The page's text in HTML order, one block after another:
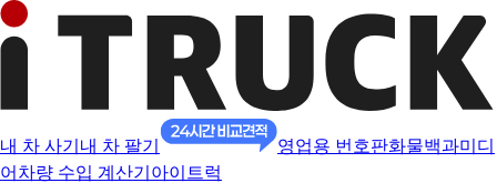
내 차 사기 내 차 팔기 영업용 번호판화물백과미디
어 차량 수입 계산기 아이트럭